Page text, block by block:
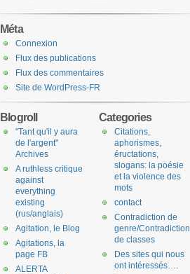
Méta
Connexion
Flux des publications
Flux des commentaires
Site de WordPress-FR
Categories
Citations,
aphorismes,
éructations,
slogans: la poésie
et la violence des
mots
contact
Contradiction de
genre/Contradiction
de classes
Des sites qui nous
ont intéressés….
Blogroll
"Tant qu'il y aura
de l'argent"
Archives
A ruthless critique
against
everything
existing
(rus/anglais)
Agitation, le Blog
Agitations, la
page FB
ALERTA